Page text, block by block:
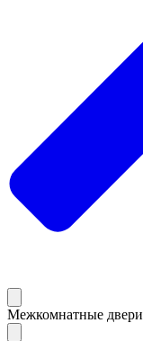
Межкомнатные двери